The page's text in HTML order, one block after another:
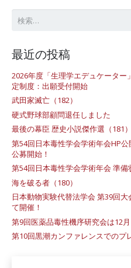
最近の投稿
2026年度「生理学エデュケータ
定制度：出願受付開始
武田家滅亡（182）
硬式野球部顧問退任しました
最後の幕臣 歴史小説傑作選（181）
第54回日本毒性学会学術年会HP
公募開始！
第54回日本毒性学会学術年会 準備
海を破る者（180）
日本動物実験代替法学会 第39回
て開催！
第9回医薬品毒性機序研究会は12
第10回黒潮カンファレンスでのプ